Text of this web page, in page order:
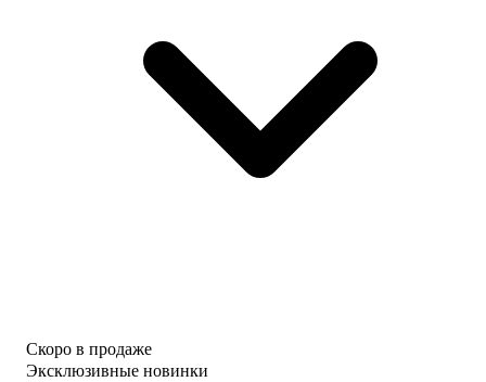
Скоро в продаже
Эксклюзивные новинки